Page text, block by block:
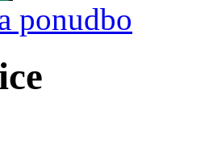
ponudbo